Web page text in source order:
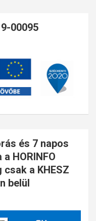
00095
és 7 napos
HORINFO
a KHESZ
belül